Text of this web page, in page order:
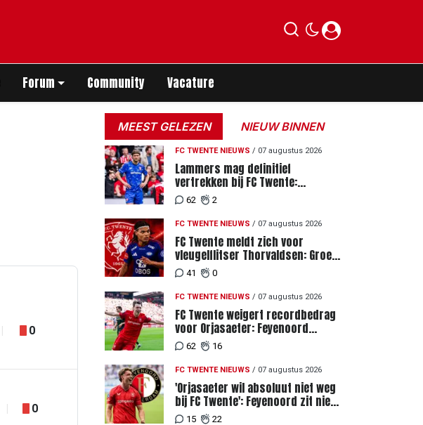
Forum Community Vacature
0
0
MEEST GELEZEN NIEUW BINNEN
FC TWENTE NIEUWS / 07 augustus 2026
Lammers mag definitief
vertrekken bij FC Twente:
zaakwaarnemer krijgt deadline
vanwege komst vervanger
62 2
FC TWENTE NIEUWS / 07 augustus 2026
FC Twente meldt zich voor
vleugelflitser Thorvaldsen: Groen
licht voor miljoenenbod
41 0
FC TWENTE NIEUWS / 07 augustus 2026
FC Twente weigert recordbedrag
voor Orjasaeter: Feyenoord
genoemd na megabod
62 16
FC TWENTE NIEUWS / 07 augustus 2026
'Orjasaeter wil absoluut niet weg
bij FC Twente': Feyenoord zit niet
achter recordbod
15 22